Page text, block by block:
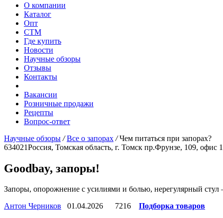
О компании
Каталог
Опт
СТМ
Где купить
Новости
Научные обзоры
Отзывы
Контакты
Вакансии
Розничные продажи
Рецепты
Вопрос-ответ
Научные обзоры / Все о запорах / Чем питаться при запорах?
634021Россия, Томская область, г. Томск пр.Фрунзе, 109, офис
Goodbay, запоры!
Запоры, опорожнение с усилиями и болью, нерегулярный
Антон Черников
01.04.2026 7216
Подборка товаров